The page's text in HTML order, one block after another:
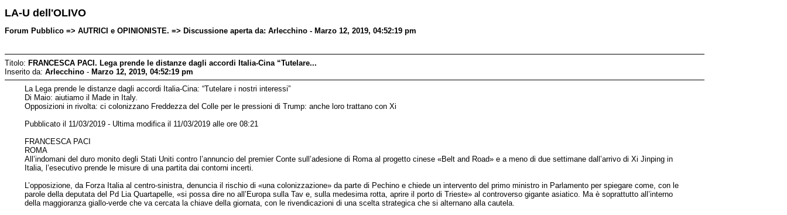
LA-U dell'OLIVO
Forum Pubblico => AUTRICI e OPINIONISTE. => Discussione aperta da: Arlecchino - Marzo 12, 2019, 04:52:19 pm
Titolo: FRANCESCA PACI. Lega prende le distanze dagli accordi Italia-Cina “Tutelare...
Inserito da: Arlecchino - Marzo 12, 2019, 04:52:19 pm
La Lega prende le distanze dagli accordi Italia-Cina: “Tutelare i nostri interessi”
Di Maio: aiutiamo il Made in Italy.
Opposizioni in rivolta: ci colonizzano Freddezza del Colle per le pressioni di Trump: anche loro trattano con Xi
Pubblicato il 11/03/2019 - Ultima modifica il 11/03/2019 alle ore 08:21
FRANCESCA PACI
ROMA
All’indomani del duro monito degli Stati Uniti contro l’annuncio del premier Conte sull’adesione di Roma al progetto cinese «Belt and Road» e a meno di due settimane dall’arrivo di Xi Jinping in
Italia, l’esecutivo prende le misure di una partita dai contorni incerti.
L’opposizione, da Forza Italia al centro-sinistra, denuncia il rischio di «una colonizzazione» da parte di Pechino e chiede un intervento del primo ministro in Parlamento per spiegare come, con le
parole della deputata del Pd Lia Quartapelle, «si possa dire no all’Europa sulla Tav e, sulla medesima rotta, aprire il porto di Trieste» al controverso gigante asiatico. Ma è soprattutto all’interno
della maggioranza giallo-verde che va cercata la chiave della giornata, con le rivendicazioni di una scelta strategica che si alternano alla cautela.